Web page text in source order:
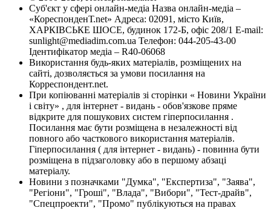
Суб'єкт у сфері онлайн-медіа Назва онлайн-медіа –
«КореспонденТ.net» Адреса: 02091, місто Київ,
ХАРКІВСЬКЕ ШОСЕ, будинок 172-Б, офіс 208/1 E-mail:
sunlight@mediadim.com.ua Телефон: 044-205-43-00
Ідентифікатор медіа – R40-06068
Використання будь-яких матеріалів, розміщених на
сайті, дозволяється за умови посилання на
Корреспондент.net.
При копіюванні матеріалів зі сторінки « Новини України
і світу» , для інтернет - видань - обов'язкове пряме
відкрите для пошукових систем гіперпосилання .
Посилання має бути розміщена в незалежності від
повного або часткового використання матеріалів.
Гіперпосилання ( для інтернет - видань) - повинна бути
розміщена в підзаголовку або в першому абзаці
матеріалу.
Новини з позначками "Думка", "Експертиза", "Заява",
"Регіони", "Гроші", "Влада", "Вибори", "Тест-драйв",
"Спецпроекти", "Промо" публікуються на правах